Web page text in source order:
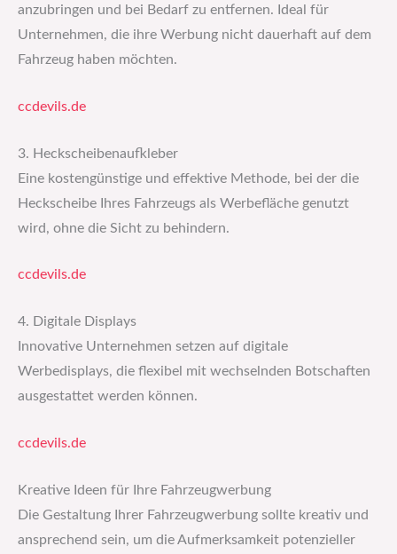
anzubringen und bei Bedarf zu entfernen. Ideal für
Unternehmen, die ihre Werbung nicht dauerhaft auf dem
Fahrzeug haben möchten.
ccdevils.de
3. Heckscheibenaufkleber
Eine kostengünstige und effektive Methode, bei der die
Heckscheibe Ihres Fahrzeugs als Werbefläche genutzt
wird, ohne die Sicht zu behindern.
ccdevils.de
4. Digitale Displays
Innovative Unternehmen setzen auf digitale
Werbedisplays, die flexibel mit wechselnden Botschaften
ausgestattet werden können.
ccdevils.de
Kreative Ideen für Ihre Fahrzeugwerbung
Die Gestaltung Ihrer Fahrzeugwerbung sollte kreativ und
ansprechend sein, um die Aufmerksamkeit potenzieller